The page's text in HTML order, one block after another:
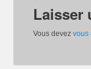
Laisser
Vous devezvous